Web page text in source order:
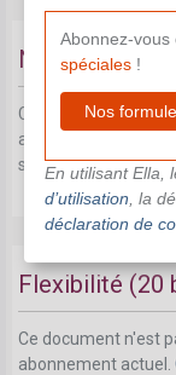
Nouveau
Ce document n'est
abonnement actuel.
supplémentaire.
Flexibilité (20
Ce document n'est
abonnement actuel.
Abonnez-vous
spéciales!
Nos
En utilisant Ella,
d’utilisation , la
déclaration de